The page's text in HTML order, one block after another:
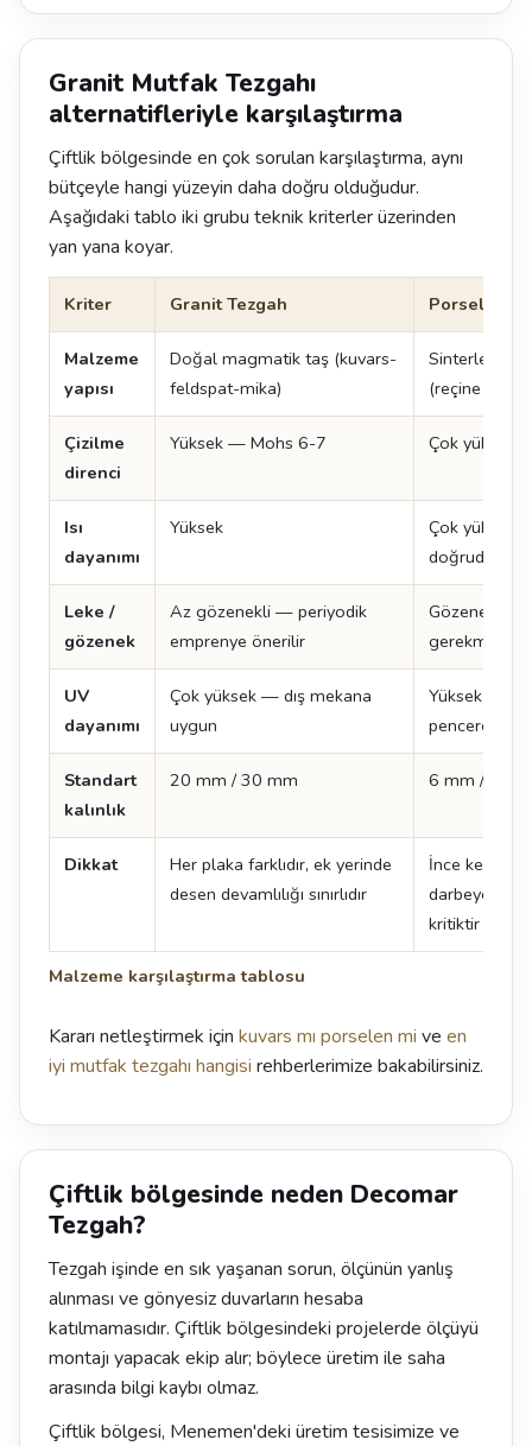
Granit Mutfak Tezgahı
alternatifleriyle karşılaştırma
Çiftlik bölgesinde en çok sorulan karşılaştırma, aynı
bütçeyle hangi yüzeyin daha doğru olduğudur.
Aşağıdaki tablo iki grubu teknik kriterler üzerinden
yan yana koyar.
Malzeme karşılaştırma tablosu
Kriter Granit Tezgah Porselen
Malzeme
yapısı
Doğal magmatik taş (kuvars-
feldspat-mika)
Sinterlenmiş
(reçine
Çizilme
direnci
Yüksek — Mohs 6-7 Çok yüksek
Isı
dayanımı
Yüksek
Çok yüksek
doğrudan
Leke /
gözenek
Az gözenekli — periyodik
emprenye önerilir
Gözeneksiz,
gerekmez
UV
dayanımı
Çok yüksek — dış mekana
uygun
Yüksek —
pencere
Standart
kalınlık
20 mm / 30 mm 6 mm / 12
Dikkat
Her plaka farklıdır, ek yerinde
desen devamlılığı sınırlıdır
İnce kesitte
darbeye
kritiktir
Kararı netleştirmek için kuvars mı porselen mi ve en
iyi mutfak tezgahı hangisi rehberlerimize bakabilirsiniz.
Çiftlik bölgesinde neden Decomar
Tezgah?
Tezgah işinde en sık yaşanan sorun, ölçünün yanlış
alınması ve gönyesiz duvarların hesaba
katılmamasıdır. Çiftlik bölgesindeki projelerde ölçüyü
montajı yapacak ekip alır; böylece üretim ile saha
arasında bilgi kaybı olmaz.
Çiftlik bölgesi, Menemen'deki üretim tesisimize ve